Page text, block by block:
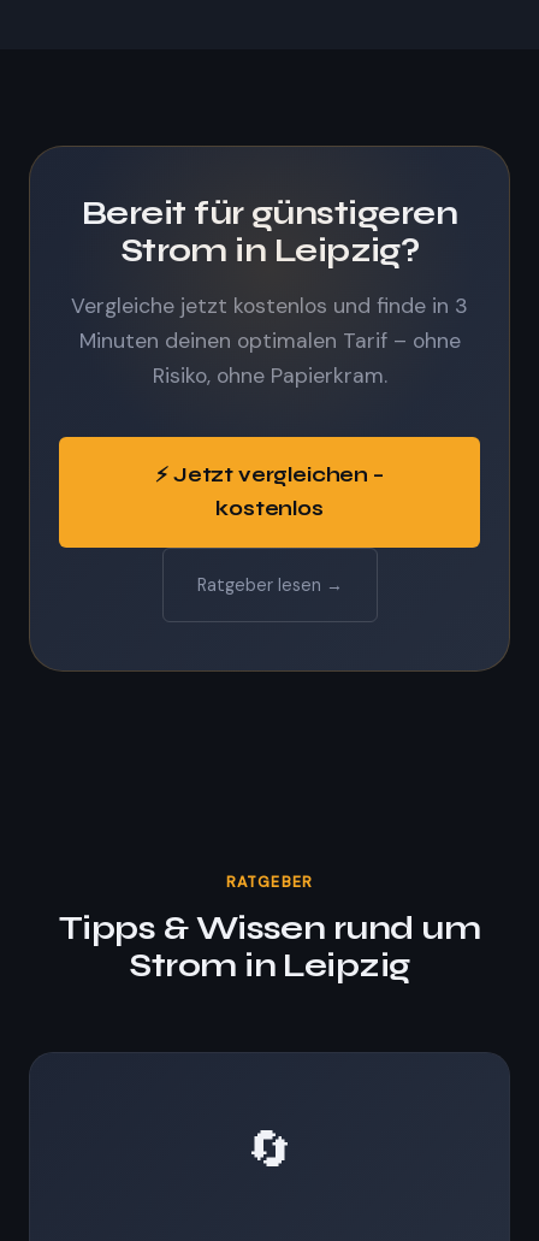
Bereit für günstigeren
Strom in Leipzig?
Vergleiche jetzt kostenlos und finde in 3
Minuten deinen optimalen Tarif – ohne
Risiko, ohne Papierkram.
⚡ Jetzt vergleichen –
kostenlos
Ratgeber lesen →
RATGEBER
Tipps & Wissen rund um
Strom in Leipzig
🔄